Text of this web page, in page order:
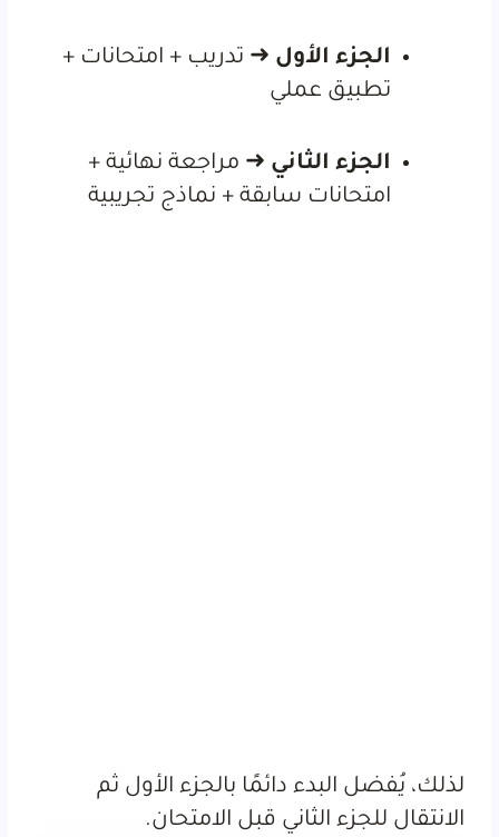
الجزء الأول ➜ تدريب + امتحانات +
تطبيق عملي
الجزء الثاني ➜ مراجعة نهائية +
امتحانات سابقة + نماذج تجريبية
لذلك، يُفضل البدء دائمًا بالجزء الأول ثم
الانتقال للجزء الثاني قبل الامتحان.